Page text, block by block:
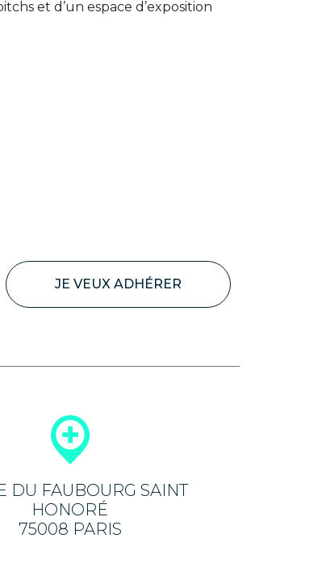
et d’un espace d’exposition
JE VEUX ADHÉRER
DU FAUBOURG SAINT
HONORÉ
75008 PARIS